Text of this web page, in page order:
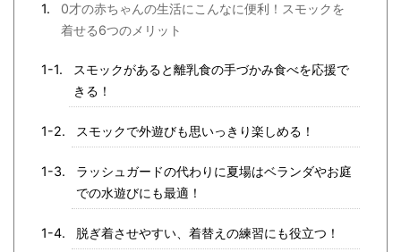
0才の赤ちゃんの生活にこんなに便利！スモックを
着せる6つのメリット
スモックがあると離乳食の手づかみ食べを応援で
きる！
スモックで外遊びも思いっきり楽しめる！
ラッシュガードの代わりに夏場はベランダやお庭
での水遊びにも最適！
脱ぎ着させやすい、着替えの練習にも役立つ！